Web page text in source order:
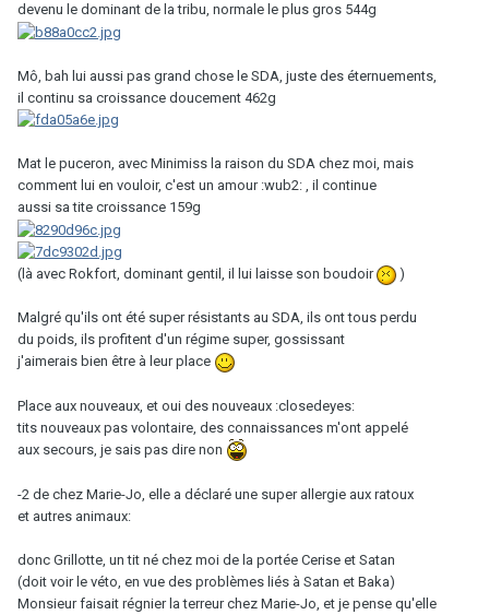
devenu le dominant de la tribu, normale le plus gros 544g
Mô, bah lui aussi pas grand chose le SDA, juste des éternuements,
il continu sa croissance doucement 462g
Mat le puceron, avec Minimiss la raison du SDA chez moi, mais
comment lui en vouloir, c'est un amour :wub2: , il continue
aussi sa tite croissance 159g
(là avec Rokfort, dominant gentil, il lui laisse son boudoir )
Malgré qu'ils ont été super résistants au SDA, ils ont tous perdu
du poids, ils profitent d'un régime super, gossissant
j'aimerais bien être à leur place
Place aux nouveaux, et oui des nouveaux :closedeyes:
tits nouveaux pas volontaire, des connaissances m'ont appelé
aux secours, je sais pas dire non
-2 de chez Marie-Jo, elle a déclaré une super allergie aux ratoux
et autres animaux:
donc Grillotte, un tit né chez moi de la portée Cerise et Satan
(doit voir le véto, en vue des problèmes liés à Satan et Baka)
Monsieur faisait régnier la terreur chez Marie-Jo, et je pense qu'elle